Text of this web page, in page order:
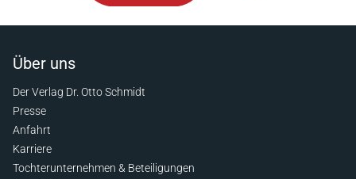
Über uns
Der Verlag Dr. Otto Schmidt
Presse
Anfahrt
Karriere
Tochterunternehmen & Beteiligungen